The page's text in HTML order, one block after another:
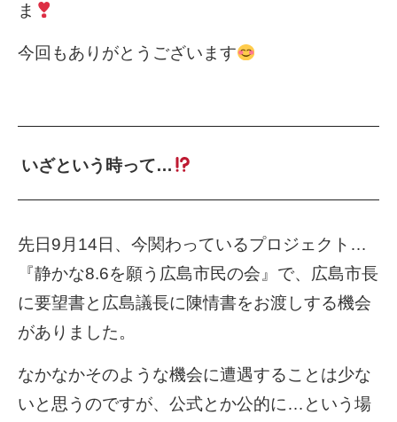
ま
今回もありがとうございます
いざという時って…
先日9月14日、今関わっているプロジェクト…
『静かな8.6を願う広島市民の会』で、広島市長
に要望書と広島議長に陳情書をお渡しする機会
がありました。
なかなかそのような機会に遭遇することは少な
いと思うのですが、公式とか公的に…という場